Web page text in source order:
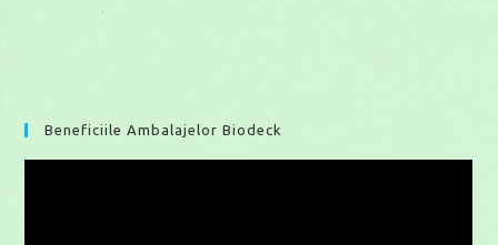
Beneficiile Ambalajelor Biodeck